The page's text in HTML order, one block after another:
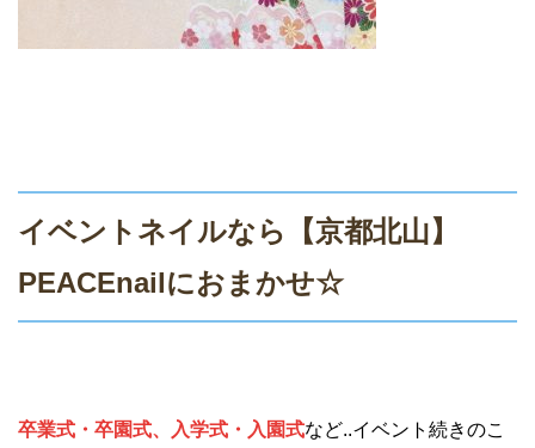
イベントネイルなら【京都北山】
PEACEnailにおまかせ☆
卒業式・卒園式、入学式・入園式など..イベント続きのこ